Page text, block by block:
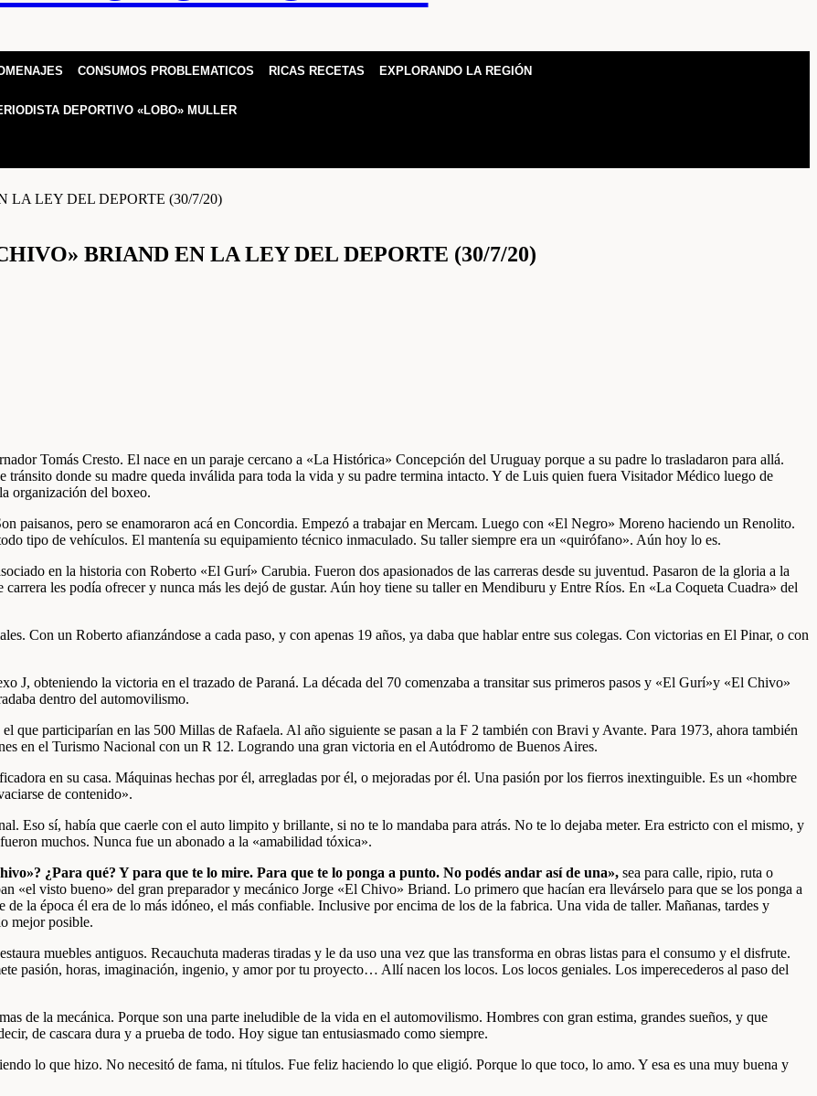
CONSUMOS PROBLEMATICOS RICAS RECETAS EXPLORANDO LA REGIÓN
DEPORTIVO «LOBO» MULLER
BRIAND EN LA LEY DEL DEPORTE (30/7/20)
Tomás Cresto. El nace en un paraje cercano a «La Histórica» Concepción del Uruguay porque a su padre lo trasladaron para allá.
tránsito donde su madre queda inválida para toda la vida y su padre termina intacto. Y de Luis quien fuera Visitador Médico luego de
organización del boxeo.
paisanos, pero se enamoraron acá en Concordia. Empezó a trabajar en Mercam. Luego con «El Negro» Moreno haciendo un Renolito.
tipo de vehículos. El mantenía su equipamiento técnico inmaculado. Su taller siempre era un «quirófano». Aún hoy lo es.
en la historia con Roberto «El Gurí» Carubia. Fueron dos apasionados de las carreras desde su juventud. Pasaron de la gloria a la
les podía ofrecer y nunca más les dejó de gustar. Aún hoy tiene su taller en Mendiburu y Entre Ríos. En «La Coqueta Cuadra» del
Con un Roberto afianzándose a cada paso, y con apenas 19 años, ya daba que hablar entre sus colegas. Con victorias en El Pinar, o con
J, obteniendo la victoria en el trazado de Paraná. La década del 70 comenzaba a transitar sus primeros pasos y «El Gurí»y «El Chivo»
dentro del automovilismo.
participarían en las 500 Millas de Rafaela. Al año siguiente se pasan a la F 2 también con Bravi y Avante. Para 1973, ahora también
en el Turismo Nacional con un R 12. Logrando una gran victoria en el Autódromo de Buenos Aires.
en su casa. Máquinas hechas por él, arregladas por él, o mejoradas por él. Una pasión por los fierros inextinguible. Es un «hombre
de contenido».
Eso sí, había que caerle con el auto limpito y brillante, si no te lo mandaba para atrás. No te lo dejaba meter. Era estricto con el mismo, y
muchos. Nunca fue un abonado a la «amabilidad tóxica».
¿Para qué? Y para que te lo mire. Para que te lo ponga a punto. No podés andar así de una», sea para calle, ripio, ruta o
«el visto bueno» del gran preparador y mecánico Jorge «El Chivo» Briand. Lo primero que hacían era llevárselo para que se los ponga a
la época él era de lo más idóneo, el más confiable. Inclusive por encima de los de la fabrica. Una vida de taller. Mañanas, tardes y
mejor posible.
muebles antiguos. Recauchuta maderas tiradas y le da uso una vez que las transforma en obras listas para el consumo y el disfrute.
pasión, horas, imaginación, ingenio, y amor por tu proyecto… Allí nacen los locos. Los locos geniales. Los imperecederos al paso del
de la mecánica. Porque son una parte ineludible de la vida en el automovilismo. Hombres con gran estima, grandes sueños, y que
de cascara dura y a prueba de todo. Hoy sigue tan entusiasmado como siempre.
lo que hizo. No necesitó de fama, ni títulos. Fue feliz haciendo lo que eligió. Porque lo que toco, lo amo. Y esa es una muy buena y